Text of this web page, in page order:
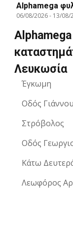
Alphamega
06/08/2026- 13/08/
Λευκωσία
Έγκωμη
Οδός
Στρόβολος
Οδός
Κάτω
Λεωφόρος